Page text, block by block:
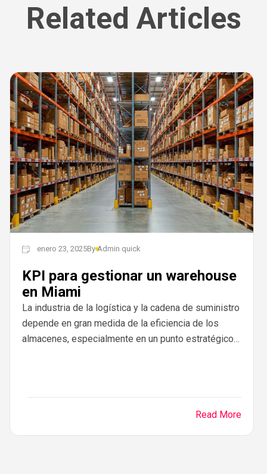
Related Articles
enero 23, 2025ByAdmin quick
KPI para gestionar un warehouse
en Miami
La industria de la logística y la cadena de suministro
depende en gran medida de la eficiencia de los
almacenes, especialmente en un punto estratégico
Read More